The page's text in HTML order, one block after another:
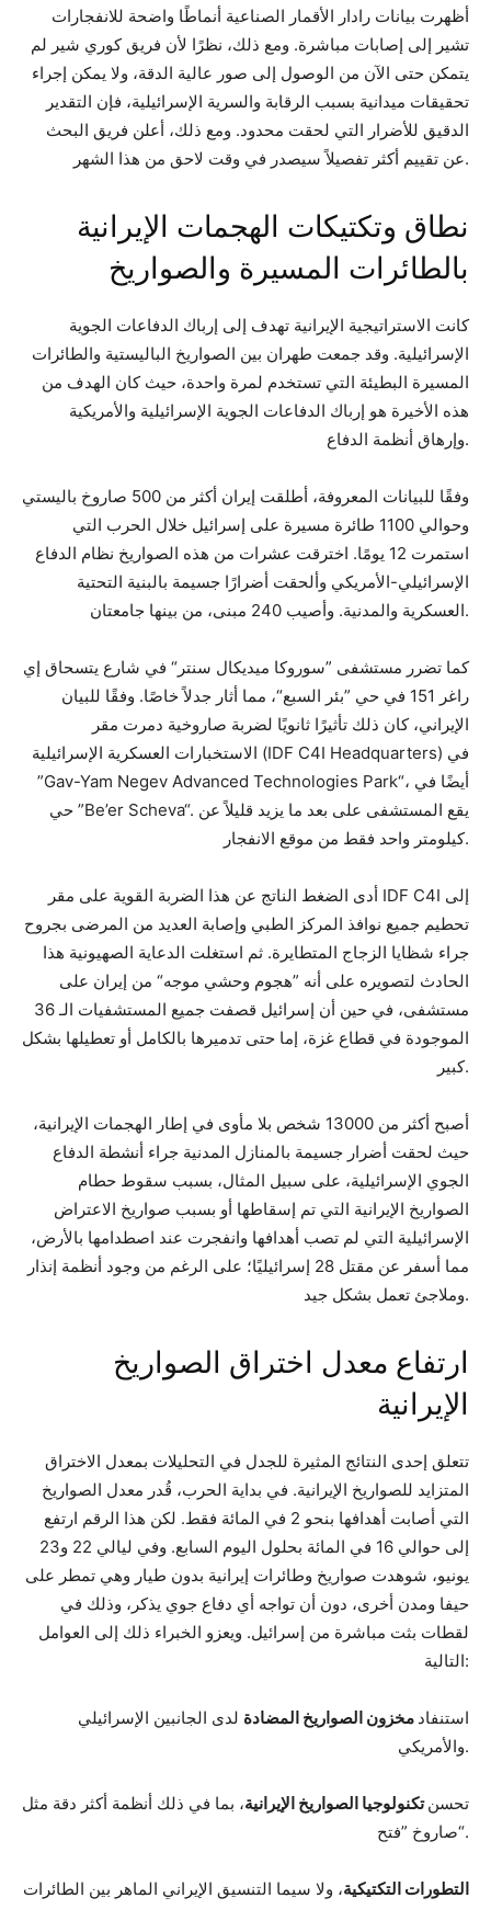
أظهرت بيانات رادار الأقمار الصناعية أنماطًا واضحة للانفجارات
تشير إلى إصابات مباشرة. ومع ذلك، نظرًا لأن فريق كوري شير لم
يتمكن حتى الآن من الوصول إلى صور عالية الدقة، ولا يمكن إجراء
تحقيقات ميدانية بسبب الرقابة والسرية الإسرائيلية، فإن التقدير
الدقيق للأضرار التي لحقت محدود. ومع ذلك، أعلن فريق البحث
عن تقييم أكثر تفصيلاً سيصدر في وقت لاحق من هذا الشهر.
نطاق وتكتيكات الهجمات الإيرانية
بالطائرات المسيرة والصواريخ
كانت الاستراتيجية الإيرانية تهدف إلى إرباك الدفاعات الجوية
الإسرائيلية. وقد جمعت طهران بين الصواريخ الباليستية والطائرات
المسيرة البطيئة التي تستخدم لمرة واحدة، حيث كان الهدف من
هذه الأخيرة هو إرباك الدفاعات الجوية الإسرائيلية والأمريكية
وإرهاق أنظمة الدفاع.
وفقًا للبيانات المعروفة، أطلقت إيران أكثر من 500 صاروخ باليستي
وحوالي 1100 طائرة مسيرة على إسرائيل خلال الحرب التي
استمرت 12 يومًا. اخترقت عشرات من هذه الصواريخ نظام الدفاع
الإسرائيلي-الأمريكي وألحقت أضرارًا جسيمة بالبنية التحتية
العسكرية والمدنية. وأصيب 240 مبنى، من بينها جامعتان.
كما تضرر مستشفى ”سوروكا ميديكال سنتر“ في شارع يتسحاق إي
راغر 151 في حي ”بئر السبع“، مما أثار جدلاً خاصًا. وفقًا للبيان
الإيراني، كان ذلك تأثيرًا ثانويًا لضربة صاروخية دمرت مقر
الاستخبارات العسكرية الإسرائيلية (IDF C4I Headquarters) في
”Gav-Yam Negev Advanced Technologies Park“، أيضًا في
حي ”Be’er Scheva“. يقع المستشفى على بعد ما يزيد قليلاً عن
كيلومتر واحد فقط من موقع الانفجار.
أدى الضغط الناتج عن هذا الضربة القوية على مقر IDF C4I إلى
تحطيم جميع نوافذ المركز الطبي وإصابة العديد من المرضى بجروح
جراء شظايا الزجاج المتطايرة. ثم استغلت الدعاية الصهيونية هذا
الحادث لتصويره على أنه ”هجوم وحشي موجه“ من إيران على
مستشفى، في حين أن إسرائيل قصفت جميع المستشفيات الـ 36
الموجودة في قطاع غزة، إما حتى تدميرها بالكامل أو تعطيلها بشكل
كبير.
أصبح أكثر من 13000 شخص بلا مأوى في إطار الهجمات الإيرانية،
حيث لحقت أضرار جسيمة بالمنازل المدنية جراء أنشطة الدفاع
الجوي الإسرائيلية، على سبيل المثال، بسبب سقوط حطام
الصواريخ الإيرانية التي تم إسقاطها أو بسبب صواريخ الاعتراض
الإسرائيلية التي لم تصب أهدافها وانفجرت عند اصطدامها بالأرض،
مما أسفر عن مقتل 28 إسرائيليًا؛ على الرغم من وجود أنظمة إنذار
وملاجئ تعمل بشكل جيد.
ارتفاع معدل اختراق الصواريخ
الإيرانية
تتعلق إحدى النتائج المثيرة للجدل في التحليلات بمعدل الاختراق
المتزايد للصواريخ الإيرانية. في بداية الحرب، قُدر معدل الصواريخ
التي أصابت أهدافها بنحو 2 في المائة فقط. لكن هذا الرقم ارتفع
إلى حوالي 16 في المائة بحلول اليوم السابع. وفي ليالي 22 و23
يونيو، شوهدت صواريخ وطائرات إيرانية بدون طيار وهي تمطر على
حيفا ومدن أخرى، دون أن تواجه أي دفاع جوي يذكر، وذلك في
لقطات بثت مباشرة من إسرائيل. ويعزو الخبراء ذلك إلى العوامل
التالية:
استنفاد مخزون الصواريخ المضادة لدى الجانبين الإسرائيلي
والأمريكي.
تحسنتكنولوجيا الصواريخ الإيرانية، بما في ذلك أنظمة أكثر دقة مثل
صاروخ ”فتح“.
التطورات التكتيكية، ولا سيما التنسيق الإيراني الماهر بين الطائرات